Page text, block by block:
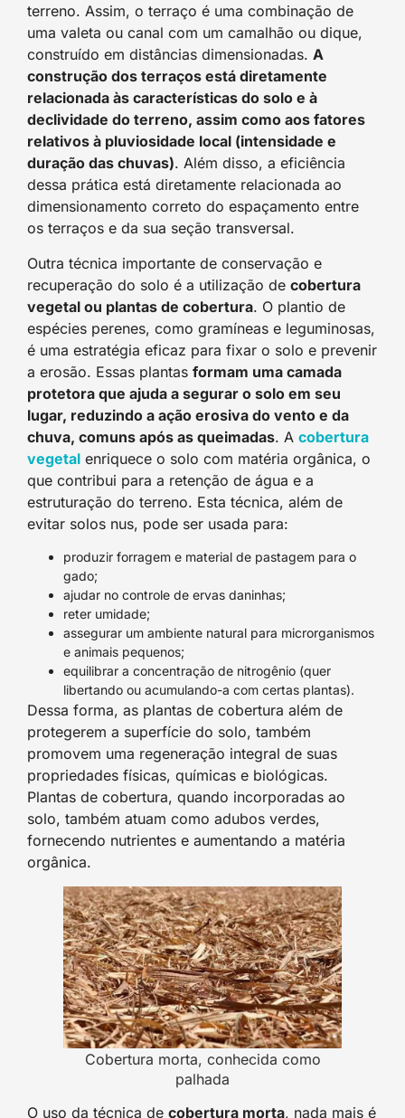
terreno. Assim, o terraço é uma combinação de
uma valeta ou canal com um camalhão ou dique,
construído em distâncias dimensionadas. A
construção dos terraços está diretamente
relacionada às características do solo e à
declividade do terreno, assim como aos fatores
relativos à pluviosidade local (intensidade e
duração das chuvas). Além disso, a eficiência
dessa prática está diretamente relacionada ao
dimensionamento correto do espaçamento entre
os terraços e da sua seção transversal.
Outra técnica importante de conservação e
recuperação do solo é a utilização de cobertura
vegetal ou plantas de cobertura. O plantio de
espécies perenes, como gramíneas e leguminosas,
é uma estratégia eficaz para fixar o solo e prevenir
a erosão. Essas plantas formam uma camada
protetora que ajuda a segurar o solo em seu
lugar, reduzindo a ação erosiva do vento e da
chuva, comuns após as queimadas. A cobertura
vegetal enriquece o solo com matéria orgânica, o
que contribui para a retenção de água e a
estruturação do terreno. Esta técnica, além de
evitar solos nus, pode ser usada para:
produzir forragem e material de pastagem para o
gado;
ajudar no controle de ervas daninhas;
reter umidade;
assegurar um ambiente natural para microrganismos
e animais pequenos;
equilibrar a concentração de nitrogênio (quer
libertando ou acumulando-a com certas plantas).
Dessa forma, as plantas de cobertura além de
protegerem a superfície do solo, também
promovem uma regeneração integral de suas
propriedades físicas, químicas e biológicas.
Plantas de cobertura, quando incorporadas ao
solo, também atuam como adubos verdes,
fornecendo nutrientes e aumentando a matéria
orgânica.
Cobertura morta, conhecida como
palhada
O uso da técnica de cobertura morta, nada mais é